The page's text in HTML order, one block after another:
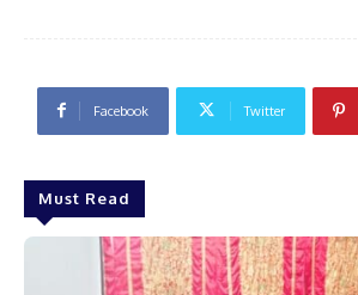
Facebook Twitter
Must Read